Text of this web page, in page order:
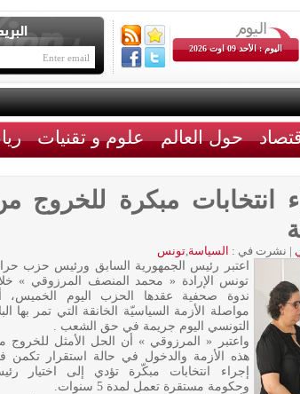
اليوم : الأحد 09 اوت 2026
حول العالم علوم و تقنيات
انتخابات مبكرة للخروج
| نشرت في : السياسة,تونس
اعتبر رئيس الجمهورية السابق ورئيس حزب
تونس الإرادة « محمد المنصف المرزوقي »
ندوة صحفية عقدها الحزب اليوم الخميس،
مواصلة الأزمة السياسيّة الخانقة التي تمر بها
التونسي اليوم جريمة في حق الشعب .
واعتبر « المرزوقي » أن الحل الأمثل للخروج
هذه الأزمة والدخول في حالة استقرار تكمن
إجراء انتخابات مبكّرة تؤدي إلى اختيار
وحكومة مستقرة تعمل لمدة 5 سنوات.